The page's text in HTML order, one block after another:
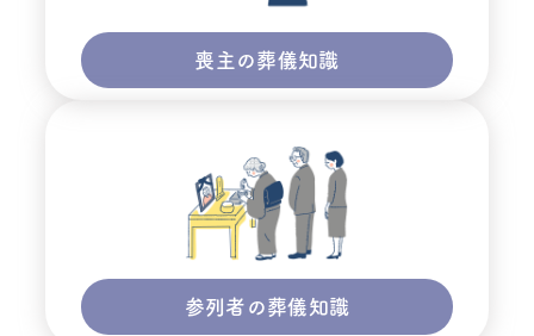
喪主の葬儀知識
参列者の葬儀知識